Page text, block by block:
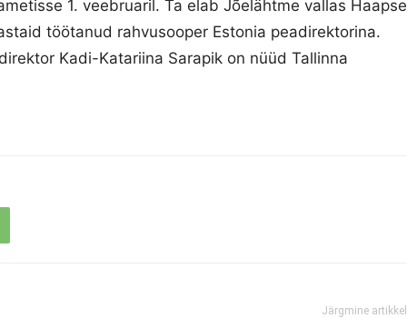
1. veebruaril. Ta elab Jõelähtme vallas Haapse
töötanud rahvusooper Estonia peadirektorina.
Kadi-Katariina Sarapik on nüüd Tallinna
Järgmine artikkel